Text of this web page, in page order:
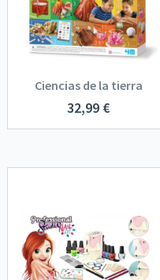
Ciencias de la tierra
32,99 €